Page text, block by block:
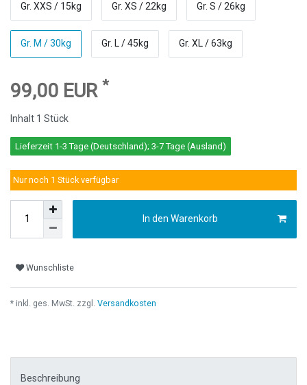
Gr. XXS / 15kg Gr. XS / 22kg Gr. S / 26kg
Gr. M / 30kg Gr. L / 45kg Gr. XL / 63kg
99,00 EUR *
Inhalt 1 Stück
Lieferzeit 1-3 Tage (Deutschland); 3-7 Tage (Ausland)
Nur noch 1 Stück verfügbar
In den Warenkorb
Wunschliste
* inkl. ges. MwSt. zzgl. Versandkosten
Beschreibung